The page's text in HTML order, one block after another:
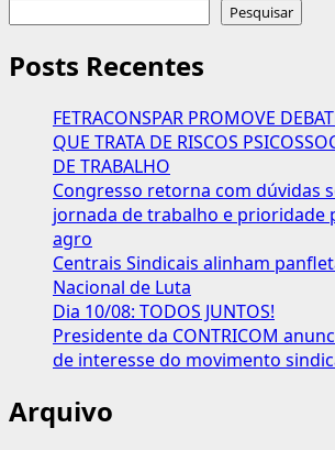
dos
trabalhadores
é
dia
15
em
Brasília!
CONTRICOM
presente!
Pesquisar
Posts Recentes
FETRACONSPAR PROMOVE
QUE TRATA DE RISCOS
DE TRABALHO
Congresso retorna com dúvidas
jornada de trabalho e prioridade
agro
Centrais Sindicais alinham
Nacional de Luta
Dia 10/08: TODOS JUNTOS!
Presidente da CONTRICOM
de interesse do movimento
Arquivo